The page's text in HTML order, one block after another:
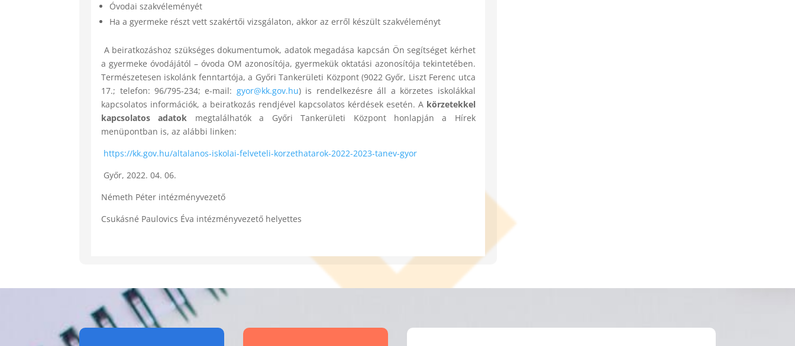
Óvodai szakvéleményét
Ha a gyermeke részt vett szakértői vizsgálaton, akkor az erről készült szakvéleményt
A beiratkozáshoz szükséges dokumentumok, adatok megadása kapcsán Ön segítséget kérhet
a gyermeke óvodájától – óvoda OM azonosítója, gyermekük oktatási azonosítója tekintetében.
Természetesen iskolánk fenntartója, a Győri Tankerületi Központ (9022 Győr, Liszt Ferenc utca
17.; telefon: 96/795-234; e-mail: gyor@kk.gov.hu) is rendelkezésre áll a körzetes iskolákkal
kapcsolatos információk, a beiratkozás rendjével kapcsolatos kérdések esetén. A körzetekkel
kapcsolatos adatok megtalálhatók a Győri Tankerületi Központ honlapján a Hírek
menüpontban is, az alábbi linken:
https://kk.gov.hu/altalanos-iskolai-felveteli-korzethatarok-2022-2023-tanev-gyor
Győr, 2022. 04. 06.
Németh Péter intézményvezető
Csukásné Paulovics Éva intézményvezető helyettes